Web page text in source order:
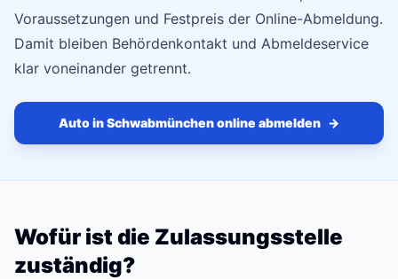
Voraussetzungen und Festpreis der Online-Abmeldung.
Damit bleiben Behördenkontakt und Abmeldeservice
klar voneinander getrennt.
Auto in Schwabmünchen online abmelden →
Wofür ist die Zulassungsstelle
zuständig?